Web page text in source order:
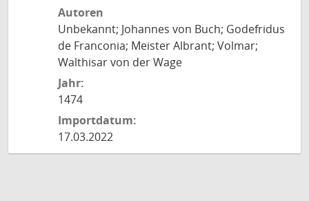
Autoren
Unbekannt; Johannes von Buch; Godefridus
de Franconia; Meister Albrant; Volmar;
Walthisar von der Wage
Jahr:
1474
Importdatum:
17.03.2022